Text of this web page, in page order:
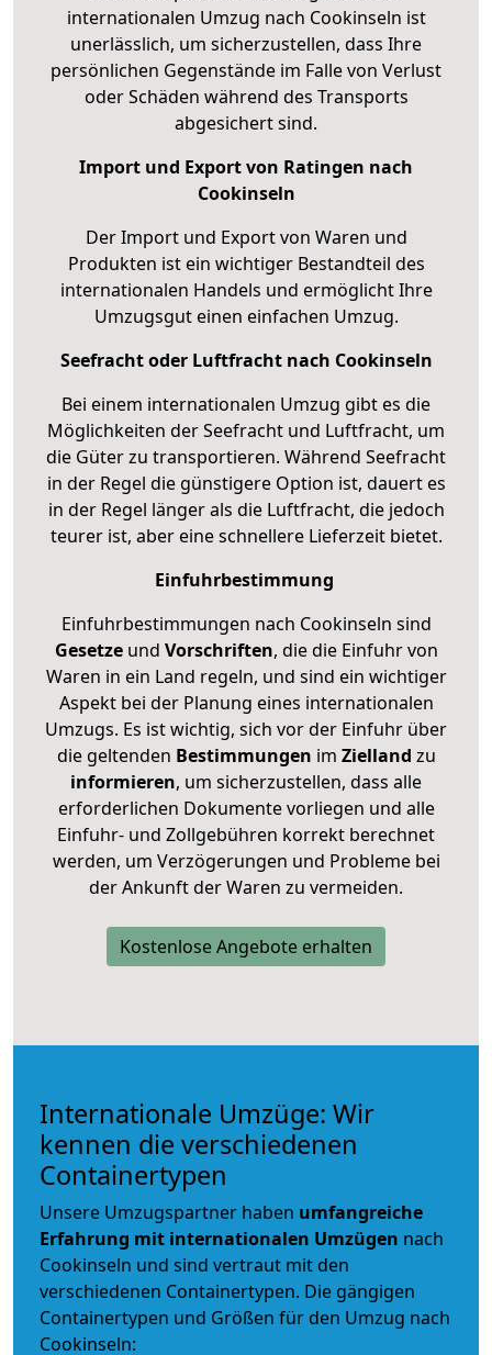
internationalen Umzug nach Cookinseln ist
unerlässlich, um sicherzustellen, dass Ihre
persönlichen Gegenstände im Falle von Verlust
oder Schäden während des Transports
abgesichert sind.
Import und Export von Ratingen nach
Cookinseln
Der Import und Export von Waren und
Produkten ist ein wichtiger Bestandteil des
internationalen Handels und ermöglicht Ihre
Umzugsgut einen einfachen Umzug.
Seefracht oder Luftfracht nach Cookinseln
Bei einem internationalen Umzug gibt es die
Möglichkeiten der Seefracht und Luftfracht, um
die Güter zu transportieren. Während Seefracht
in der Regel die günstigere Option ist, dauert es
in der Regel länger als die Luftfracht, die jedoch
teurer ist, aber eine schnellere Lieferzeit bietet.
Einfuhrbestimmung
Einfuhrbestimmungen nach Cookinseln sind
Gesetzeund Vorschriften, die die Einfuhr von
Waren in ein Land regeln, und sind ein wichtiger
Aspekt bei der Planung eines internationalen
Umzugs. Es ist wichtig, sich vor der Einfuhr über
die geltenden Bestimmungen im Zielland zu
informieren, um sicherzustellen, dass alle
erforderlichen Dokumente vorliegen und alle
Einfuhr- und Zollgebühren korrekt berechnet
werden, um Verzögerungen und Probleme bei
der Ankunft der Waren zu vermeiden.
Kostenlose Angebote erhalten
Internationale Umzüge: Wir
kennen die verschiedenen
Containertypen
Unsere Umzugspartner haben umfangreiche
Erfahrung mit internationalen Umzügen nach
Cookinseln und sind vertraut mit den
verschiedenen Containertypen. Die gängigen
Containertypen und Größen für den Umzug nach
Cookinseln: